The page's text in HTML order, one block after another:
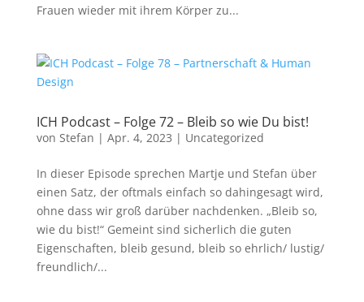
Frauen wieder mit ihrem Körper zu...
ICH Podcast – Folge 72 – Bleib so wie Du bist!
von Stefan | Apr. 4, 2023 | Uncategorized
In dieser Episode sprechen Martje und Stefan über
einen Satz, der oftmals einfach so dahingesagt wird,
ohne dass wir groß darüber nachdenken. „Bleib so,
wie du bist!“ Gemeint sind sicherlich die guten
Eigenschaften, bleib gesund, bleib so ehrlich/ lustig/
freundlich/...